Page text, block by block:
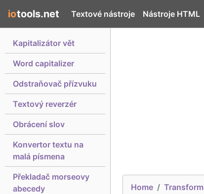
iotools.net Textové nástroje Nástroje HTML
Kapitalizátor vět
Word capitalizer
Odstraňovač přízvuku
Textový reverzér
Obrácení slov
Konvertor textu na
malá písmena
Překladač morseovy
abecedy
Home Transform